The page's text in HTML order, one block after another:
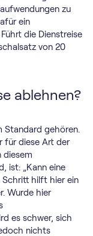
zu
ein
die Dienstreise
von 20
ablehnen?
Standard gehören.
für diese Art der
diesem
ist: „Kann eine
Schritt hilft hier ein
Wurde hier
es schwer, sich
nichts